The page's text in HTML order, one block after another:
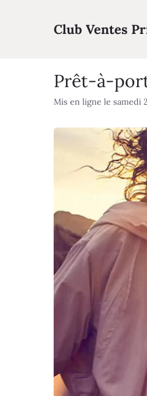
Club Ventes
Prêt-à-
Mis en ligne le samedi